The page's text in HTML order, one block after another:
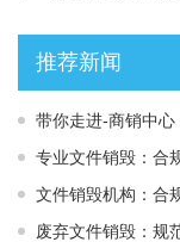
推荐新闻
带你走进-商销中心
专业文件销毁：合
文件销毁机构：合
废弃文件销毁：规